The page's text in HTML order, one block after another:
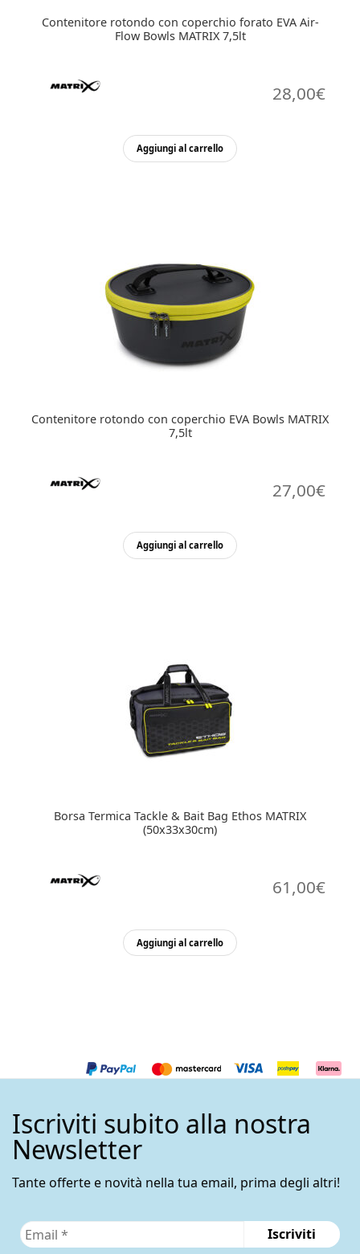
Contenitore rotondo con coperchio forato EVA Air-
Flow Bowls MATRIX 7,5lt
28,00€
Aggiungi al carrello
Contenitore rotondo con coperchio EVA Bowls MATRIX
7,5lt
27,00€
Aggiungi al carrello
Borsa Termica Tackle & Bait Bag Ethos MATRIX
(50x33x30cm)
61,00€
Aggiungi al carrello
Iscriviti subito alla nostra
Newsletter
Tante offerte e novità nella tua email, prima degli altri!